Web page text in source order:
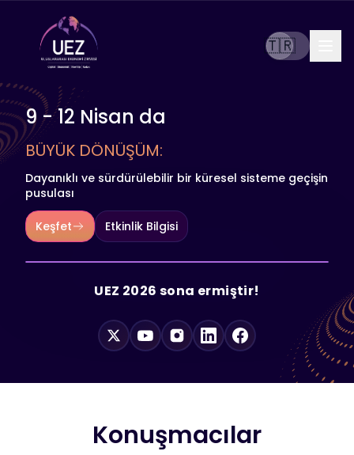
🇹🇷
9 - 12 Nisan da
BÜYÜK DÖNÜŞÜM:
Dayanıklı ve sürdürülebilir bir küresel sisteme geçişin
pusulası
Keşfet Etkinlik Bilgisi
UEZ 2026 sona ermiştir!
Konuşmacılar